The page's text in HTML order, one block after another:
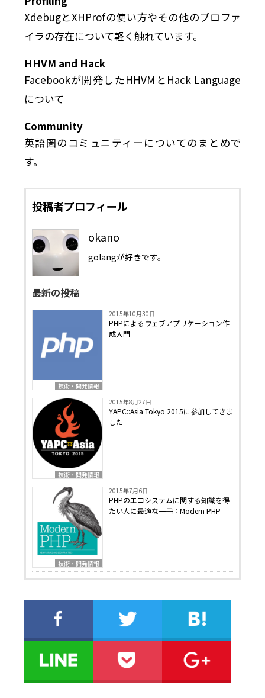
XdebugとXHProfの使い方やその他のプロファ
イラの存在について軽く触れています。
HHVM and Hack
Facebookが開発したHHVMとHack Language
について
Community
英語圏のコミュニティーについてのまとめで
す。
投稿者プロフィール
okano
golangが好きです。
最新の投稿
技術・開発情報
2015年10月30日
PHPによるウェブアプリケーション作
成入門
技術・開発情報
2015年8月27日
YAPC::Asia Tokyo 2015に参加してきま
した
技術・開発情報
2015年7月6日
PHPのエコシステムに関する知識を得
たい人に最適な一冊：Modern PHP